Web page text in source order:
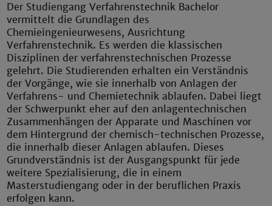
Der Studiengang Verfahrenstechnik Bachelor
vermittelt die Grundlagen des
Chemieingenieurwesens, Ausrichtung
Verfahrenstechnik. Es werden die klassischen
Disziplinen der verfahrenstechnischen Prozesse
gelehrt. Die Studierenden erhalten ein Verständnis
der Vorgänge, wie sie innerhalb von Anlagen der
Verfahrens- und Chemietechnik ablaufen. Dabei liegt
der Schwerpunkt eher auf den anlagentechnischen
Zusammenhängen der Apparate und Maschinen vor
dem Hintergrund der chemisch-technischen Prozesse,
die innerhalb dieser Anlagen ablaufen. Dieses
Grundverständnis ist der Ausgangspunkt für jede
weitere Spezialisierung, die in einem
Masterstudiengang oder in der beruflichen Praxis
erfolgen kann.